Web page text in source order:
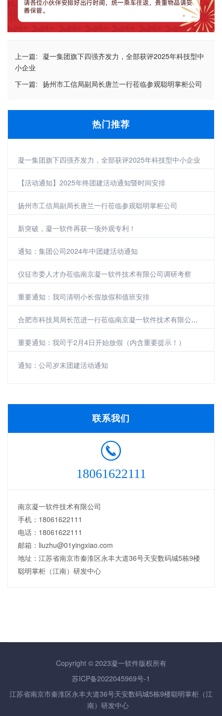
上一篇: 凝一集团旗下四强齐发力，全部获评2025年科技型中
小企业
下一篇: 扬州市工信局副局长唐兰一行莅临参观聪明掌柜公司
热门推荐
凝一集团旗下四强齐发力，全部获评2025年科技型中小企业
【活动通知】2025年终团建活动通知暨时间安排
扬州市工信局副局长唐兰一行莅临参观聪明掌柜公司
新突破，凝一软件再获一项外观专利！
通知：集团公司2024年中团建活动通知
仪征市委人才办莅临南京凝一软件技术有限公司调研考察
重要通知：我司清明小长假放假和值班安排
合肥市科技局局长范进一行莅临南京凝一软件技术有限公司参观调研
重要通知：我司于2月4日开始放假（内含重要提示！）
通知：公司岁末团建活动通知
联系我们
18061622111
南京凝一软件技术有限公司
手机：18061622111
电话：18061622111
邮箱：liuzhu@01yingxiao.com
地址：江苏省南京市秦淮区永丰大道36号天安数码城5栋9楼
聪明掌柜（江南）研发中心
Copyright © 2023凝一软件版权所有
苏ICP备2022045969号-1
江苏省南京市秦淮区永丰大道36号天安数码城5栋9楼聪明掌柜（江
南）研发中心